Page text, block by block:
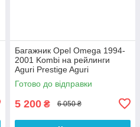
Багажник Opel Omega 1994-
2001 Kombi на рейлинги
Aguri Prestige Aguri
Готово до відправки
5 200 ₴ 6 050 ₴